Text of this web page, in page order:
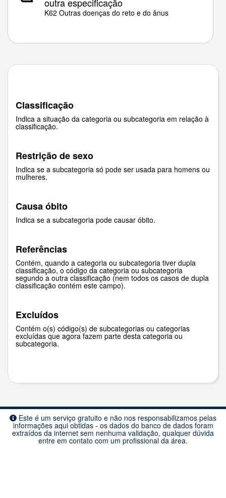
K62 Outras doenças do reto e do ânus
Classificação
Indica a situação da categoria ou subcategoria em relação à
classificação.
Restrição de sexo
Indica se a subcategoria só pode ser usada para homens ou
mulheres.
Causa óbito
Indica se a subcategoria pode causar óbito.
Referências
Contém, quando a categoria ou subcategoria tiver dupla
classificação, o código da categoria ou subcategoria
segundo a outra classificação (nem todos os casos de dupla
classificação contém este campo).
Excluídos
Contém o(s) código(s) de subcategorias ou categorias
excluídas que agora fazem parte desta categoria ou
subcategoria.
Este é um serviço gratuito e não nos responsabilizamos pelas
informações aqui obtidas - os dados do banco de dados foram
extraídos da internet sem nenhuma validação, qualquer dúvida
entre em contato com um profissional da área.